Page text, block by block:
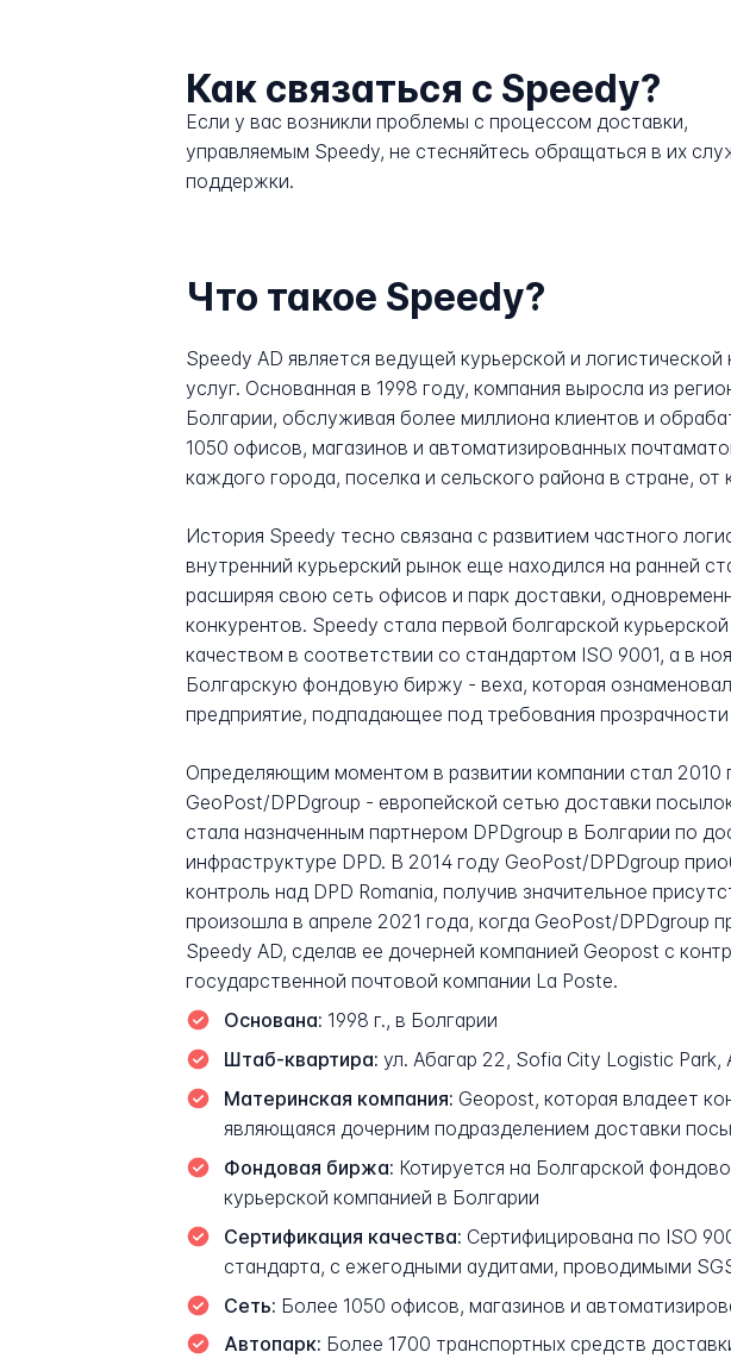
Как связаться с Speedy?
Если у вас возникли проблемы с процессом доставки,
управляемым Speedy, не стесняйтесь обращаться в их
поддержки.
Что такое Speedy?
Speedy AD является ведущей курьерской и
услуг. Основанная в 1998 году, компания выросла из
Болгарии, обслуживая более миллиона клиентов и
1050 офисов, магазинов и автоматизированных
каждого города, поселка и сельского района в стране,
История Speedy тесно связана с развитием частного
внутренний курьерский рынок еще находился на ранней
расширяя свою сеть офисов и парк доставки,
конкурентов. Speedy стала первой болгарской
качеством в соответствии со стандартом ISO 9001, а в
Болгарскую фондовую биржу - веха, которая
предприятие, подпадающее под требования
Определяющим моментом в развитии компании стал 2010
GeoPost/DPDgroup - европейской сетью доставки
стала назначенным партнером DPDgroup в Болгарии по
инфраструктуре DPD. В 2014 году GeoPost/DPDgroup
контроль над DPD Romania, получив значительное
произошла в апреле 2021 года, когда GeoPost/DPDgroup
Speedy AD, сделав ее дочерней компанией Geopost с
государственной почтовой компании La Poste.
Основана: 1998 г., в Болгарии
Штаб-квартира: ул. Абагар 22, Sofia City Logistic
Материнская компания: Geopost, которая владеет
являющаяся дочерним подразделением доставки
Фондовая биржа: Котируется на Болгарской
курьерской компанией в Болгарии
Сертификация качества: Сертифицирована по ISO
стандарта, с ежегодными аудитами, проводимыми
Сеть: Более 1050 офисов, магазинов и
Автопарк: Более 1700 транспортных средств